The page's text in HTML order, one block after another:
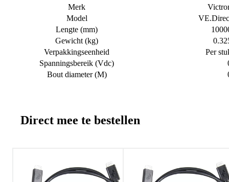
Merk
Model
Lengte (mm)
Gewicht (kg)
Verpakkingseenheid
Per
Spanningsbereik (Vdc)
Bout diameter (M)
Direct mee te bestellen